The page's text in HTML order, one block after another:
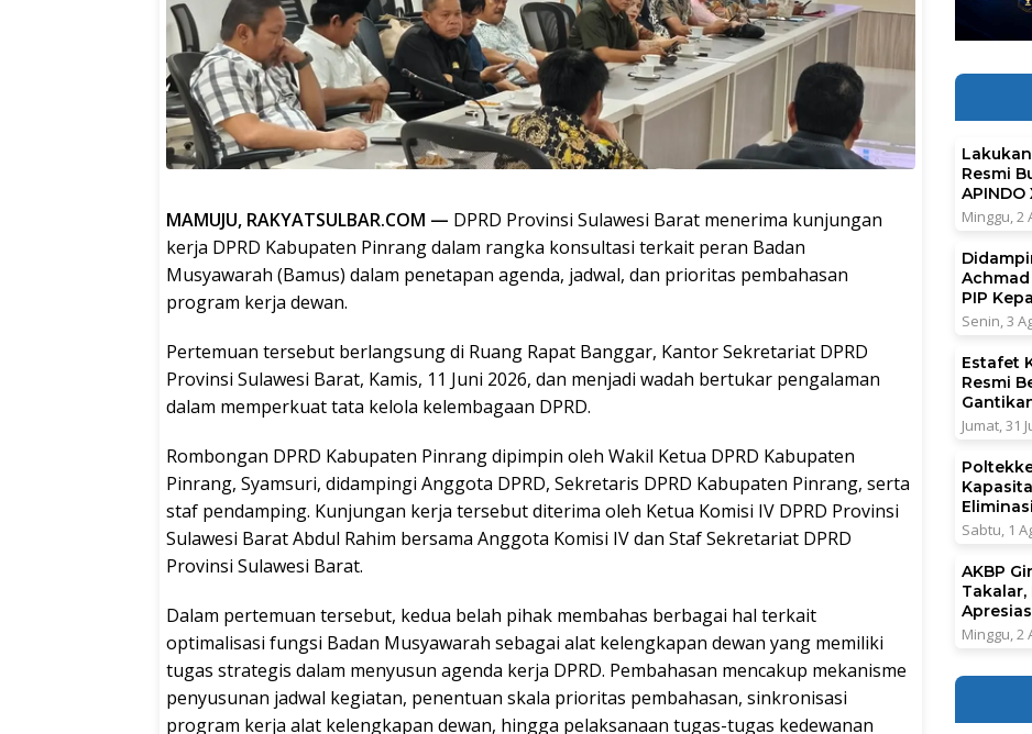
MAMUJU, RAKYATSULBAR.COM — DPRD Provinsi Sulawesi Barat menerima kunjungan
kerja DPRD Kabupaten Pinrang dalam rangka konsultasi terkait peran Badan
Musyawarah (Bamus) dalam penetapan agenda, jadwal, dan prioritas pembahasan
program kerja dewan.
Pertemuan tersebut berlangsung di Ruang Rapat Banggar, Kantor Sekretariat DPRD
Provinsi Sulawesi Barat, Kamis, 11 Juni 2026, dan menjadi wadah bertukar pengalaman
dalam memperkuat tata kelola kelembagaan DPRD.
Rombongan DPRD Kabupaten Pinrang dipimpin oleh Wakil Ketua DPRD Kabupaten
Pinrang, Syamsuri, didampingi Anggota DPRD, Sekretaris DPRD Kabupaten Pinrang, serta
staf pendamping. Kunjungan kerja tersebut diterima oleh Ketua Komisi IV DPRD Provinsi
Sulawesi Barat Abdul Rahim bersama Anggota Komisi IV dan Staf Sekretariat DPRD
Provinsi Sulawesi Barat.
Dalam pertemuan tersebut, kedua belah pihak membahas berbagai hal terkait
optimalisasi fungsi Badan Musyawarah sebagai alat kelengkapan dewan yang memiliki
tugas strategis dalam menyusun agenda kerja DPRD. Pembahasan mencakup mekanisme
penyusunan jadwal kegiatan, penentuan skala prioritas pembahasan, sinkronisasi
program kerja alat kelengkapan dewan, hingga pelaksanaan tugas-tugas kedewanan
Resmi
APINDO
Minggu, 2
Achmad
PIP
Senin, 3
Estafet
Resmi
Jumat, 31
Sabtu, 1
AKBP
Takalar,
Minggu, 2